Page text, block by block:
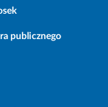
publicznego